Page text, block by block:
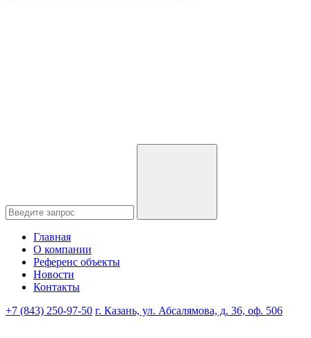
Главная
О компании
Референс объекты
Новости
Контакты
+7 (843) 250-97-50 г. Казань, ул. Абсалямова, д. 36, оф. 506